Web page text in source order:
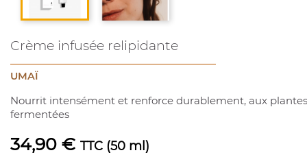
Crème infusée relipidante
UMAÏ
Nourrit intensément et renforce durablement, aux plantes
fermentées
34,90 € TTC (50 ml)